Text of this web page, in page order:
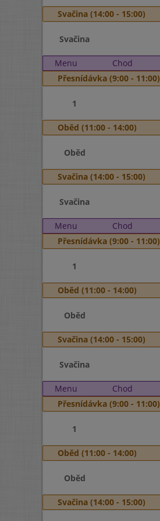
Svačina (14:00 - 15:00)
Svačina
Menu Chod
Přesnídávka (9:00 - 11:00)
1
Oběd (11:00 - 14:00)
Oběd
Svačina (14:00 - 15:00)
Svačina
Menu Chod
Přesnídávka (9:00 - 11:00)
1
Oběd (11:00 - 14:00)
Oběd
Svačina (14:00 - 15:00)
Svačina
Menu Chod
Přesnídávka (9:00 - 11:00)
1
Oběd (11:00 - 14:00)
Oběd
Svačina (14:00 - 15:00)